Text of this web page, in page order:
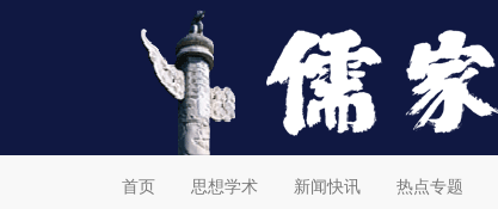
首页 思想学术 新闻快讯 热点专题